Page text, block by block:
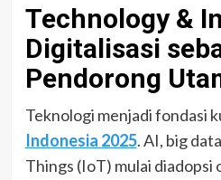
Technology &
Digitalisasi
Pendorong
Teknologi menjadi fondasi
Indonesia 2025. AI, big
Things (IoT) mulai diadopsi